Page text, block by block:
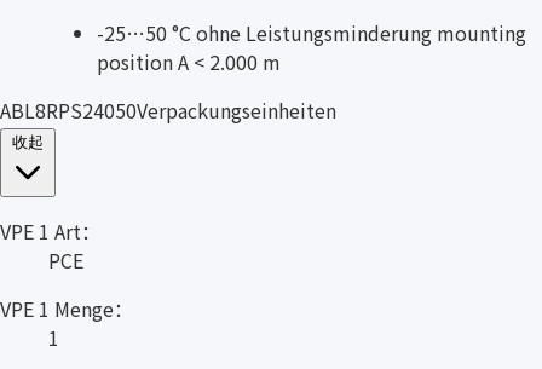
-25…50 °C ohne Leistungsminderung mounting
position A < 2.000 m
ABL8RPS24050Verpackungseinheiten
VPE 1 Art：
PCE
VPE 1 Menge：
1